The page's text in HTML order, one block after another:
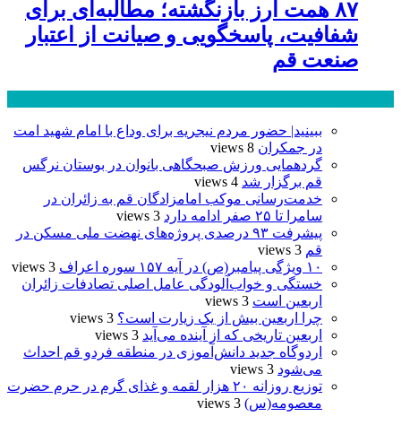
۸۷ همت ارز بازنگشته؛ مطالبه‌ای برای
شفافیت، پاسخگویی و صیانت از اعتبار
صنعت قم
ببینید| حضور مردم نیجریه برای وداع با امام شهید امت
در جمکران 8 views
گردهمایی ورزش صبحگاهی بانوان در بوستان نرگس
قم برگزار شد 4 views
خدمت‌رسانی موکب امامزادگان قم به زائران در
سامرا تا ۲۵ صفر ادامه دارد
3 views
پیشرفت ۹۳ درصدی پروژه‌های نهضت ملی مسکن در
قم 3 views
۱۰ ویژگی پیامبر(ص) در آیه ۱۵۷ سوره اعراف
3 views
خستگی و خواب‌آلودگی عامل اصلی تصادفات زائران
اربعین است 3 views
چرا اربعین بیش از یک زیارت است؟ 3 views
اربعین تاریخی که از آینده می‌آید 3 views
اردوگاه جدید دانش‌آموزی در منطقه فردو قم احداث
می‌شود 3 views
توزیع روزانه ۲۰ هزار لقمه و غذای گرم در حرم حضرت
معصومه(س) 3 views